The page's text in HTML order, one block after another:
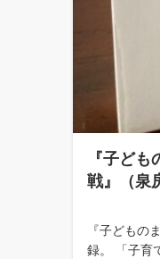
『子ど
戦』（泉
『子ども
録。 「子育